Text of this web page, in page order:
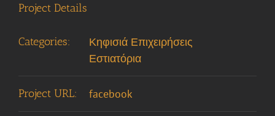
Project Details
Categories:
Κηφισιά Επιχειρήσεις
Εστιατόρια
Project URL: facebook